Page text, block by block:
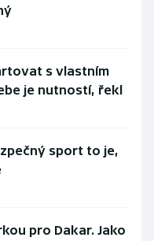
s vlastním
je nutností, řekl
sport to je,
pro Dakar. Jako